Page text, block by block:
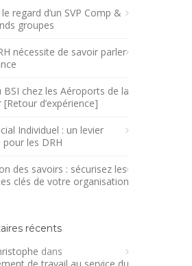
regard d’un SVP Comp &
groupes
nécessite de savoir parler
BSI chez les Aéroports de la
[Retour d’expérience]
Individuel : un levier
les DRH
des savoirs : sécurisez les
clés de votre organisation
récents
dans